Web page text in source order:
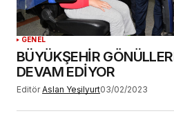
GENEL
BÜYÜKŞEHİR
DEVAM EDİYOR
Editör Aslan Yeşilyurt03/02/2023